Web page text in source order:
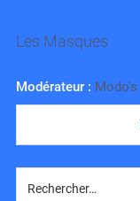
Les Masques
Modérateur : Modo's